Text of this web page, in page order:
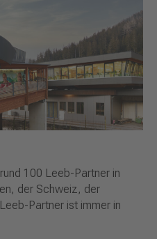
100 Leeb-Partner in
der Schweiz, der
Partner ist immer in